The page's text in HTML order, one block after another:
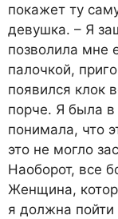
покажет ту
девушка. – Я
позволила мне
палочкой,
появился клок
порче. Я была
понимала, что
это не могло
Наоборот, все
Женщина,
я должна